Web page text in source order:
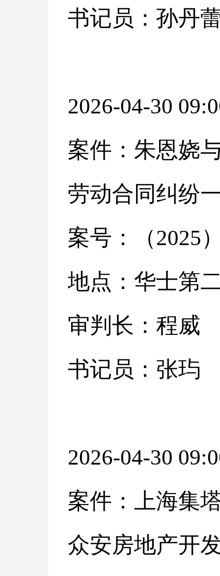
书记员：孙丹
2026-04-30
案件：朱恩娆
劳动合同纠纷
案号：（2025
地点：华士第
审判长：程威
书记员：张玙
2026-04-30
案件：上海集
众安房地产开